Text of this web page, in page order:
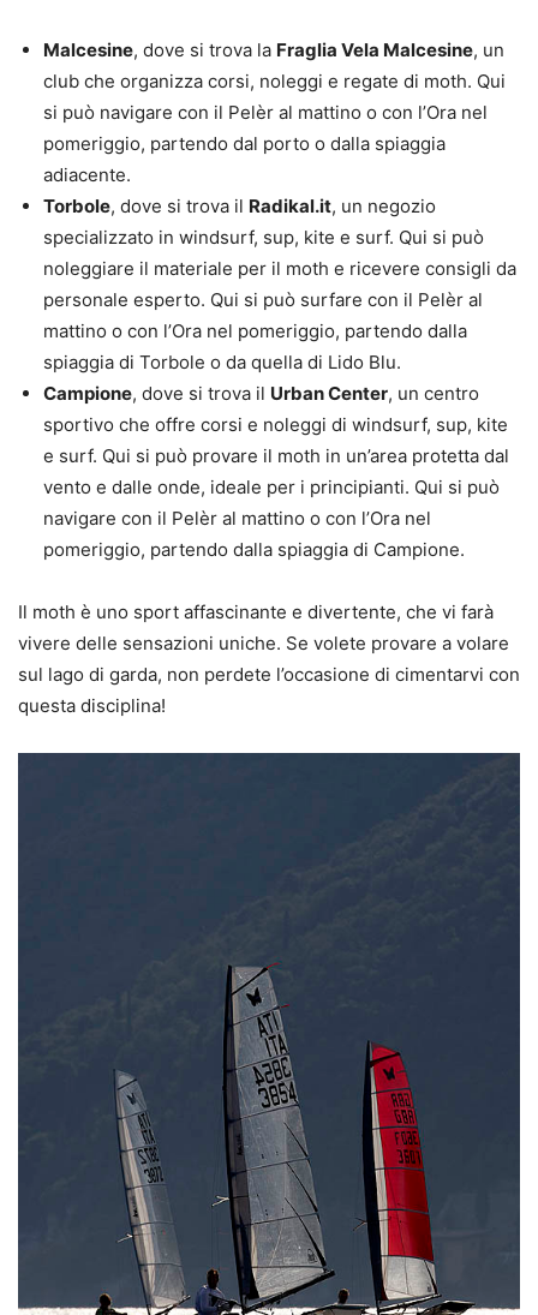
Malcesine, dove si trova la Fraglia Vela Malcesine, un
club che organizza corsi, noleggi e regate di moth. Qui
si può navigare con il Pelèr al mattino o con l’Ora nel
pomeriggio, partendo dal porto o dalla spiaggia
adiacente.
Torbole, dove si trova il Radikal.it, un negozio
specializzato in windsurf, sup, kite e surf. Qui si può
noleggiare il materiale per il moth e ricevere consigli da
personale esperto. Qui si può surfare con il Pelèr al
mattino o con l’Ora nel pomeriggio, partendo dalla
spiaggia di Torbole o da quella di Lido Blu.
Campione, dove si trova il Urban Center, un centro
sportivo che offre corsi e noleggi di windsurf, sup, kite
e surf. Qui si può provare il moth in un’area protetta dal
vento e dalle onde, ideale per i principianti. Qui si può
navigare con il Pelèr al mattino o con l’Ora nel
pomeriggio, partendo dalla spiaggia di Campione.
Il moth è uno sport affascinante e divertente, che vi farà
vivere delle sensazioni uniche. Se volete provare a volare
sul lago di garda, non perdete l’occasione di cimentarvi con
questa disciplina!